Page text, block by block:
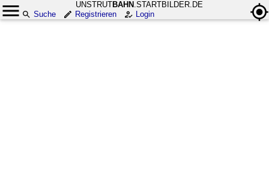
UNSTRUTBAHN .STARTBILDER.DE
Suche
Registrieren Login